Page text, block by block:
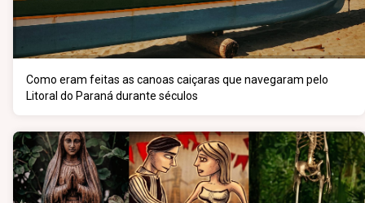
Como eram feitas as canoas caiçaras que navegaram pelo
Litoral do Paraná durante séculos